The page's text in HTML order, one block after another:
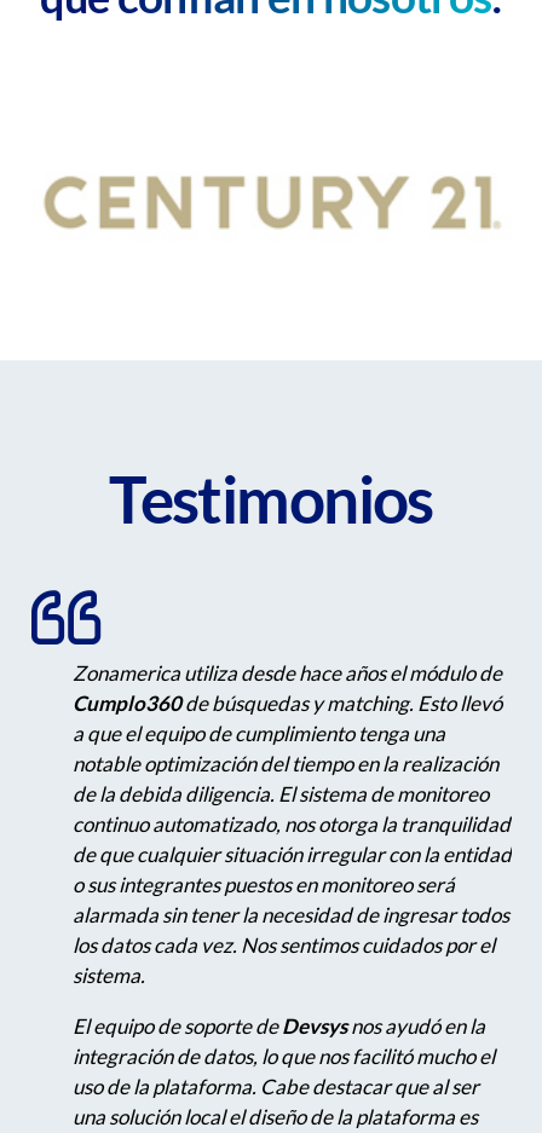
Testimonios
Zonamerica utiliza desde hace años el módulo de
Cumplo360de búsquedas y matching. Esto llevó
a que el equipo de cumplimiento tenga una
notable optimización del tiempo en la realización
de la debida diligencia. El sistema de monitoreo
continuo automatizado, nos otorga la tranquilidad
de que cualquier situación irregular con la entidad
o sus integrantes puestos en monitoreo será
alarmada sin tener la necesidad de ingresar todos
los datos cada vez. Nos sentimos cuidados por el
sistema.
El equipo de soporte deDevsysnos ayudó en la
integración de datos, lo que nos facilitó mucho el
uso de la plataforma. Cabe destacar que al ser
una solución local el diseño de la plataforma es